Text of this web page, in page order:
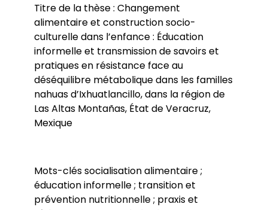
Titre de la thèse : Changement
alimentaire et construction socio-
culturelle dans l’enfance : Éducation
informelle et transmission de savoirs et
pratiques en résistance face au
déséquilibre métabolique dans les familles
nahuas d’Ixhuatlancillo, dans la région de
Las Altas Montañas, État de Veracruz,
Mexique
Mots-clés socialisation alimentaire ;
éducation informelle ; transition et
prévention nutritionnelle ; praxis et